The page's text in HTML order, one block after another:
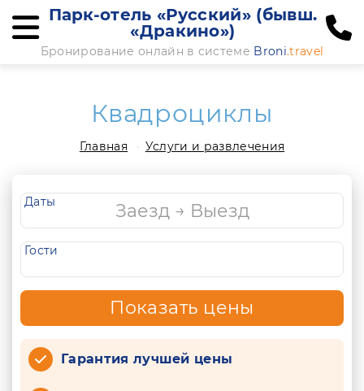
Парк-отель «Русский» (бывш.
«Дракино»)
Бронирование онлайн в системе Broni.travel
Квадроциклы
Главная Услуги и развлечения
Даты
Гости
Показать цены
Гарантия лучшей цены